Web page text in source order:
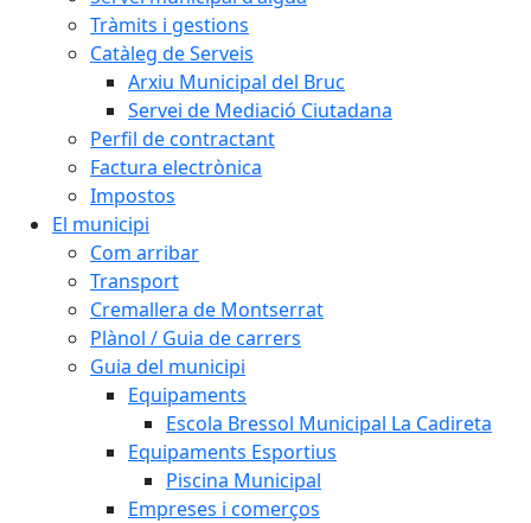
Tràmits i gestions
Catàleg de Serveis
Arxiu Municipal del Bruc
Servei de Mediació Ciutadana
Perfil de contractant
Factura electrònica
Impostos
El municipi
Com arribar
Transport
Cremallera de Montserrat
Plànol / Guia de carrers
Guia del municipi
Equipaments
Escola Bressol Municipal La Cadireta
Equipaments Esportius
Piscina Municipal
Empreses i comerços